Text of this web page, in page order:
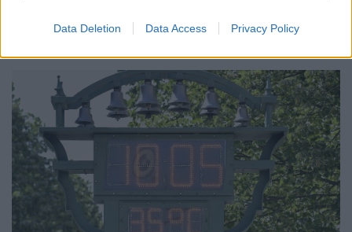
Data Deletion Data Access Privacy PolicySzólj hozzá!